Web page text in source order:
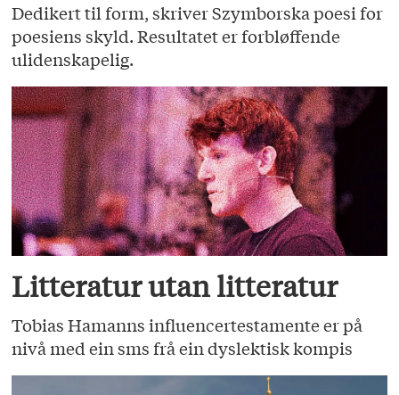
Dedikert til form, skriver Szymborska poesi for
poesiens skyld. Resultatet er forbløffende
ulidenskapelig.
Litteratur utan litteratur
Tobias Hamanns influencertestamente er på
nivå med ein sms frå ein dyslektisk kompis